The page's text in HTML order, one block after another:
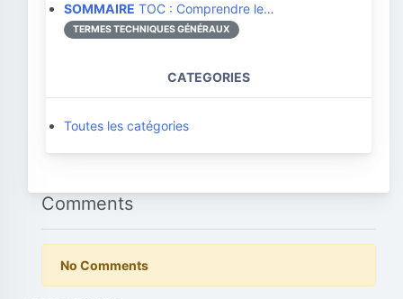
SOMMAIRE TOC : Comprendre le…
TERMES TECHNIQUES GÉNÉRAUX
CATEGORIES
Toutes les catégories
Comments
No Comments